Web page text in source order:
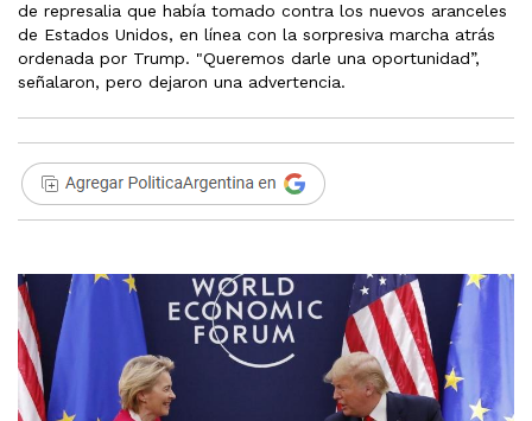
de represalia que había tomado contra los nuevos aranceles
de Estados Unidos, en línea con la sorpresiva marcha atrás
ordenada por Trump. "Queremos darle una oportunidad”,
señalaron, pero dejaron una advertencia.